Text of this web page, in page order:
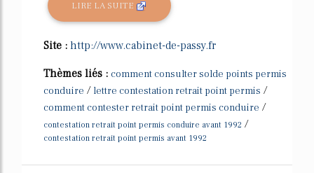
LIRE LA SUITE
Site : http://www.cabinet-de-passy.fr
Thèmes liés : comment consulter solde points permis
conduire / lettre contestation retrait point permis /
comment contester retrait point permis conduire /
contestation retrait point permis conduire avant 1992 /
contestation retrait point permis avant 1992